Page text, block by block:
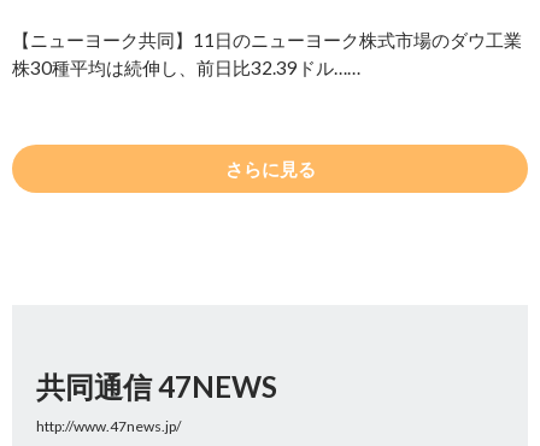
【ニューヨーク共同】11日のニューヨーク株式市場のダウ工業
株30種平均は続伸し、前日比32.39ドル……
さらに見る
共同通信 47NEWS
http://www.47news.jp/